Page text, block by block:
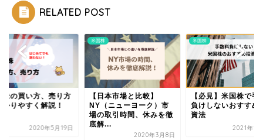
RELATED POST
株の買い方、売り方
かりやすく解説！
2020年5月19日
米国株
【日本市場と比較】
NY（ニューヨーク）市
場の取引時間、休みを徹
底解...
2020年3月8日
米国株
【必見】米国株で手
負けしないおすすめ
資法
2021年1